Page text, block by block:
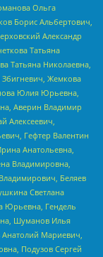
Ольга
Борис Альбертович,
Александр
Татьяна
Татьяна Николаевна,
Збигневич, Жемкова
Юлия Юрьевна,
Аверин Владимир
Алексеевич,
Гефтер Валентин
Анатольевна,
Владимировна,
Беляев
Светлана
Юрьевна, Гендель
Шуманов Илья
Мариевич,
Подузов Сергей